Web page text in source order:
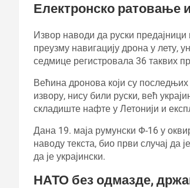
Електронско ратовање
Извор наводи да руски
преузму навигацију дрона у лету,
седмице регистровала 36 таквих
Већина дронова који су
извору, нису били руски, већ
складиште нафте у Летонији и
Дана 19. маја румунски Ф-16 у
наводу текста, био први случај да
да је украјински.
НАТО без одмазде,